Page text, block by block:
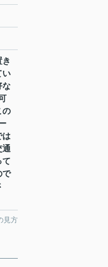
い
な
の
は
通
て
で
見方